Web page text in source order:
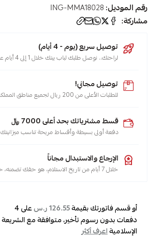
رقم الموديل:ING-MMA18028
مشاركة:
توصيل سريع (يوم - 4 أيام)
لراحتك.. نوصل طلبك لباب بيتك خلال 1 إلى 4 أيام عمل
توصيل مجاني!
للطلبات الأعلى من 200 ريال لجميع مناطق المملكة
قسط مشترياتك بحد أعلى 7000 ﷼
دفعة أولى بسيطة وأقساط مريحة تناسب ميزانيتك
الإرجاع والاستبدال مجاناً
خلال 7 أيام من تاريخ الاستلام، هو حقك تضمنه، حسب سياسة الاسترجاع
أو قسم فاتورتك بقيمة126.55 ر.س على4
دفعات بدون رسوم تأخير، متوافقة مع الشريعة
الإسلاميةاعرف أكثر